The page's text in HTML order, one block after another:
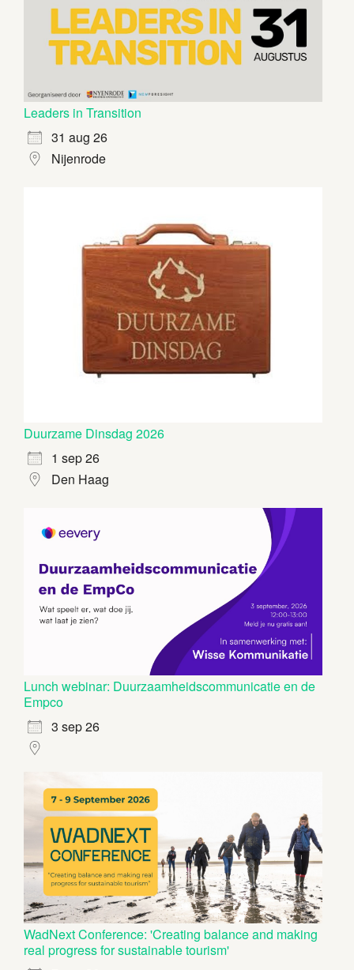
Leaders in Transition
31 aug 26
Nijenrode
Duurzame Dinsdag 2026
1 sep 26
Den Haag
Lunch webinar: Duurzaamheidscommunicatie en de
Empco
3 sep 26
WadNext Conference: 'Creating balance and making
real progress for sustainable tourism'